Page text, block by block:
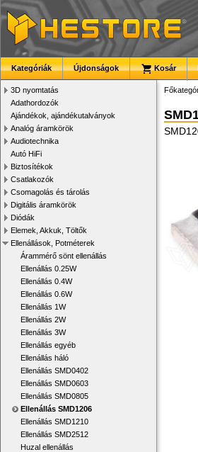
Kategóriák Újdonságok Kosár
3D nyomtatás
Adathordozók
Ajándékok, ajándékutalványok
Analóg áramkörök
Audiotechnika
Autó HiFi
Biztosítékok
Csatlakozók
Csomagolás és tárolás
Digitális áramkörök
Diódák
Elemek, Akkuk, Töltők
Ellenállások, Potméterek
Árammérő sönt ellenállás
Ellenállás 0.25W
Ellenállás 0.4W
Ellenállás 0.6W
Ellenállás 1W
Ellenállás 2W
Ellenállás 3W
Ellenállás egyéb
Ellenállás háló
Ellenállás SMD0402
Ellenállás SMD0603
Ellenállás SMD0805
Ellenállás SMD1206
Ellenállás SMD1210
Ellenállás SMD2512
Huzal ellenállás